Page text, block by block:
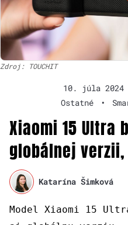
Zdroj: TOUCHIT
10. júla 2024
Ostatné
•
Xiaomi 15 Ultra
globálnej
Katarína Šimková
Model Xiaomi 15